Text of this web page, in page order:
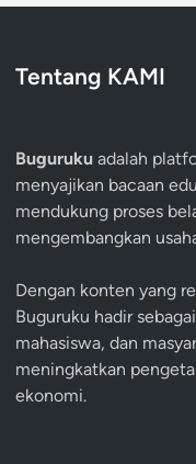
Tentang KAMI
Buguruku adalah
menyajikan bacaan
mendukung proses
mengembangkan
Dengan konten yang
Buguruku hadir
mahasiswa, dan
meningkatkan
ekonomi.